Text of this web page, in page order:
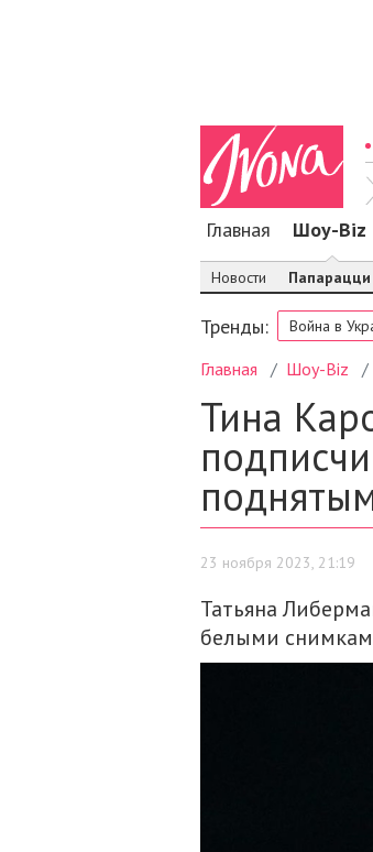
Главная Шоу-Biz
Новости Папарацци
Тренды: Война в
Главная Шоу-Biz
Тина
23 ноября 2023, 21:19
Татьяна
белыми